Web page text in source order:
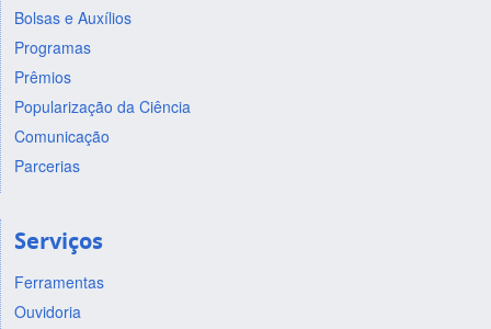
Bolsas e Auxílios
Programas
Prêmios
Popularização da Ciência
Comunicação
Parcerias
Serviços
Ferramentas
Ouvidoria